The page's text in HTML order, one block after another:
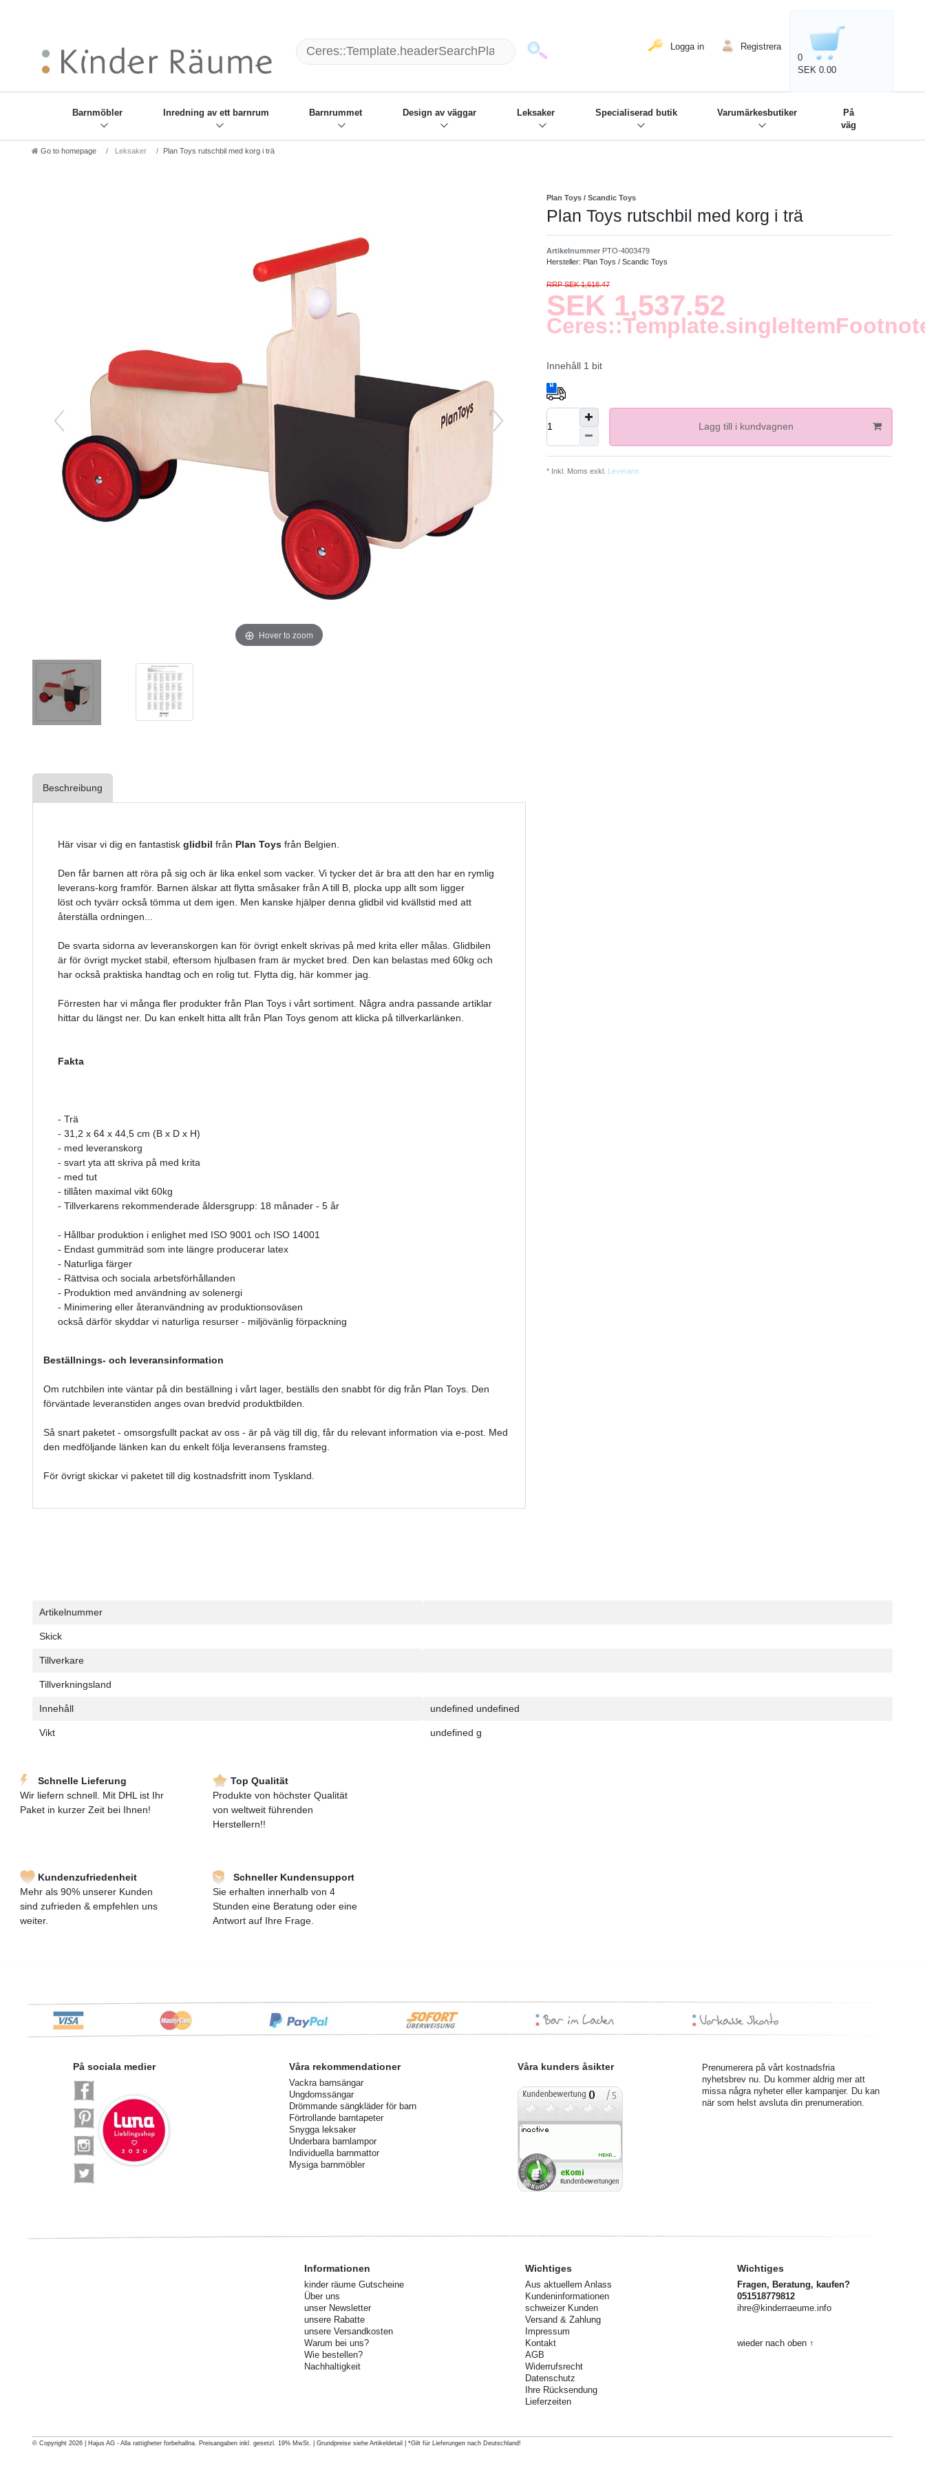
Logga in
Registrera
0
SEK 0.00
Barnmöbler Inredning av ett barnrum Barnrummet Design av väggar Leksaker Specialiserad butik Varumärkesbutiker
På
väg
Go to homepage Leksaker Plan Toys rutschbil med korg i trä
Hover to zoom
Plan Toys / Scandic Toys
Plan Toys rutschbil med korg i trä
Artikelnummer PTO-4003479
Hersteller: Plan Toys / Scandic Toys
RRP SEK 1,618.47
SEK 1,537.52
Innehåll 1 bit
Lagg till i kundvagnen
* Inkl. Moms exkl. Leverans
Beschreibung
Här visar vi dig en fantastisk glidbil från Plan Toys från Belgien.
Den får barnen att röra på sig och är lika enkel som vacker. Vi tycker det är bra att den har en rymlig
leverans-korg framför. Barnen älskar att flytta småsaker från A till B, plocka upp allt som ligger
löst och tyvärr också tömma ut dem igen. Men kanske hjälper denna glidbil vid kvällstid med att
återställa ordningen...
De svarta sidorna av leveranskorgen kan för övrigt enkelt skrivas på med krita eller målas. Glidbilen
är för övrigt mycket stabil, eftersom hjulbasen fram är mycket bred. Den kan belastas med 60kg och
har också praktiska handtag och en rolig tut. Flytta dig, här kommer jag.
Förresten har vi många fler produkter från Plan Toys i vårt sortiment. Några andra passande artiklar
hittar du längst ner. Du kan enkelt hitta allt från Plan Toys genom att klicka på tillverkarlänken.
Fakta
- Trä
- 31,2 x 64 x 44,5 cm (B x D x H)
- med leveranskorg
- svart yta att skriva på med krita
- med tut
- tillåten maximal vikt 60kg
- Tillverkarens rekommenderade åldersgrupp: 18 månader - 5 år
- Hållbar produktion i enlighet med ISO 9001 och ISO 14001
- Endast gummiträd som inte längre producerar latex
- Naturliga färger
- Rättvisa och sociala arbetsförhållanden
- Produktion med användning av solenergi
- Minimering eller återanvändning av produktionsoväsen
också därför skyddar vi naturliga resurser - miljövänlig förpackning
Beställnings- och leveransinformation
Om rutchbilen inte väntar på din beställning i vårt lager, beställs den snabbt för dig från Plan Toys. Den
förväntade leveranstiden anges ovan bredvid produktbilden.
Så snart paketet - omsorgsfullt packat av oss - är på väg till dig, får du relevant information via e-post. Med
den medföljande länken kan du enkelt följa leveransens framsteg.
För övrigt skickar vi paketet till dig kostnadsfritt inom Tyskland.
Ceres::Template.singleItemTechnicalDataAttribute
Ceres::Template.singleItemTechnicalDataValue
Artikelnummer
Skick
Tillverkare
Tillverkningsland
Innehåll undefined undefined
Vikt undefined g
Schnelle Lieferung
Wir liefern schnell. Mit DHL ist Ihr
Paket in kurzer Zeit bei Ihnen!
Top Qualität
Produkte von höchster Qualität
von weltweit führenden
Herstellern!!
Kundenzufriedenheit
Mehr als 90% unserer Kunden
sind zufrieden & empfehlen uns
weiter.
Schneller Kundensupport
Sie erhalten innerhalb von 4
Stunden eine Beratung oder eine
Antwort auf Ihre Frage.
På sociala medier Våra rekommendationer
Vackra barnsängar
Ungdomssängar
Drömmande sängkläder för barn
Förtrollande barntapeter
Snygga leksaker
Underbara barnlampor
Individuella barnmattor
Mysiga barnmöbler
Våra kunders åsikter
Prenumerera på vårt kostnadsfria
nyhetsbrev nu. Du kommer aldrig mer att
missa några nyheter eller kampanjer. Du kan
när som helst avsluta din prenumeration.
Informationen
kinder räume Gutscheine
Über uns
unser Newsletter
unsere Rabatte
unsere Versandkosten
Warum bei uns?
Wie bestellen?
Nachhaltigkeit
Wichtiges
Aus aktuellem Anlass
Kundeninformationen
schweizer Kunden
Versand & Zahlung
Impressum
Kontakt
AGB
Widerrufsrecht
Datenschutz
Ihre Rücksendung
Lieferzeiten
Wichtiges
Fragen, Beratung, kaufen?
051518779812
ihre@kinderraeume.info
wieder nach oben ↑
© Copyright 2026 | Hajus AG - Alla rattigheter forbehallna. Preisangaben inkl. gesetzl. 19% MwSt. | Grundpreise siehe Artikeldetail | *Gilt für Lieferungen nach Deutschland!